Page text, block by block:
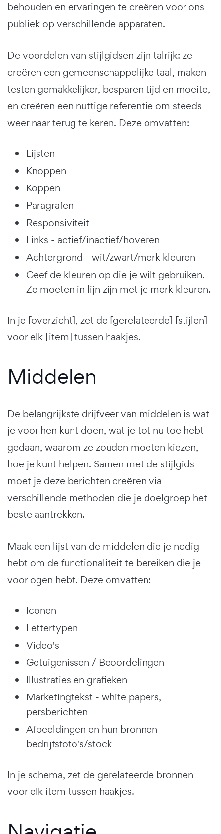
behouden en ervaringen te creëren voor ons
publiek op verschillende apparaten.
De voordelen van stijlgidsen zijn talrijk: ze
creëren een gemeenschappelijke taal, maken
testen gemakkelijker, besparen tijd en moeite,
en creëren een nuttige referentie om steeds
weer naar terug te keren. Deze omvatten:
Lijsten
Knoppen
Koppen
Paragrafen
Responsiviteit
Links - actief/inactief/hoveren
Achtergrond - wit/zwart/merk kleuren
Geef de kleuren op die je wilt gebruiken.
Ze moeten in lijn zijn met je merk kleuren.
In je [overzicht], zet de [gerelateerde] [stijlen]
voor elk [item] tussen haakjes.
Middelen
De belangrijkste drijfveer van middelen is wat
je voor hen kunt doen, wat je tot nu toe hebt
gedaan, waarom ze zouden moeten kiezen,
hoe je kunt helpen. Samen met de stijlgids
moet je deze berichten creëren via
verschillende methoden die je doelgroep het
beste aantrekken.
Maak een lijst van de middelen die je nodig
hebt om de functionaliteit te bereiken die je
voor ogen hebt. Deze omvatten:
Iconen
Lettertypen
Video's
Getuigenissen / Beoordelingen
Illustraties en grafieken
Marketingtekst - white papers,
persberichten
Afbeeldingen en hun bronnen -
bedrijfsfoto's/stock
In je schema, zet de gerelateerde bronnen
voor elk item tussen haakjes.